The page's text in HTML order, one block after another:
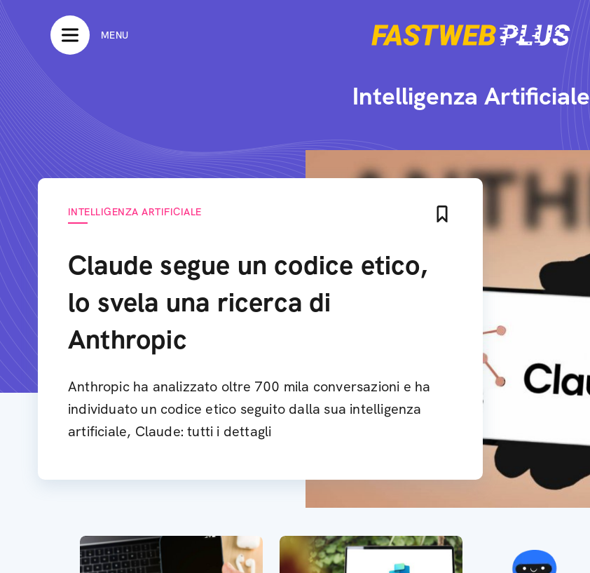
MENU
Intelligenza Artificiale
INTELLIGENZA ARTIFICIALE
Claude segue un codice etico,
lo svela una ricerca di
Anthropic
Anthropic ha analizzato oltre 700 mila conversazioni e ha
individuato un codice etico seguito dalla sua intelligenza
artificiale, Claude: tutti i dettagli